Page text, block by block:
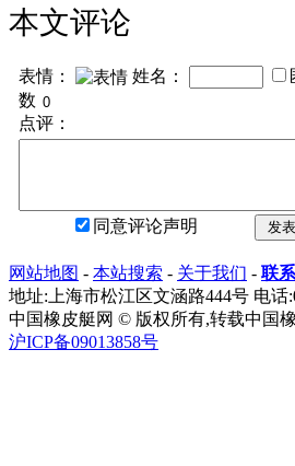
本文评论
表情： 姓名：
数
点评：
同意评论声明 发表
网站地图 - 本站搜索 - 关于我们 - 联
地址:上海市松江区文涵路444号 电话
中国橡皮艇网 © 版权所有,转载中国
沪ICP备09013858号